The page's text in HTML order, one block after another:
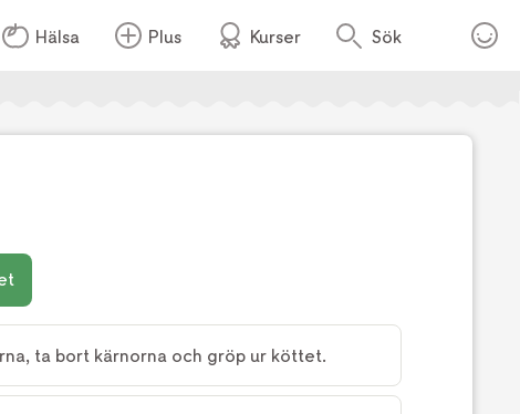
Hälsa Plus Kurser Sök
Foto:Jenny Grimsgård
ta bort kärnorna och gröp ur köttet.